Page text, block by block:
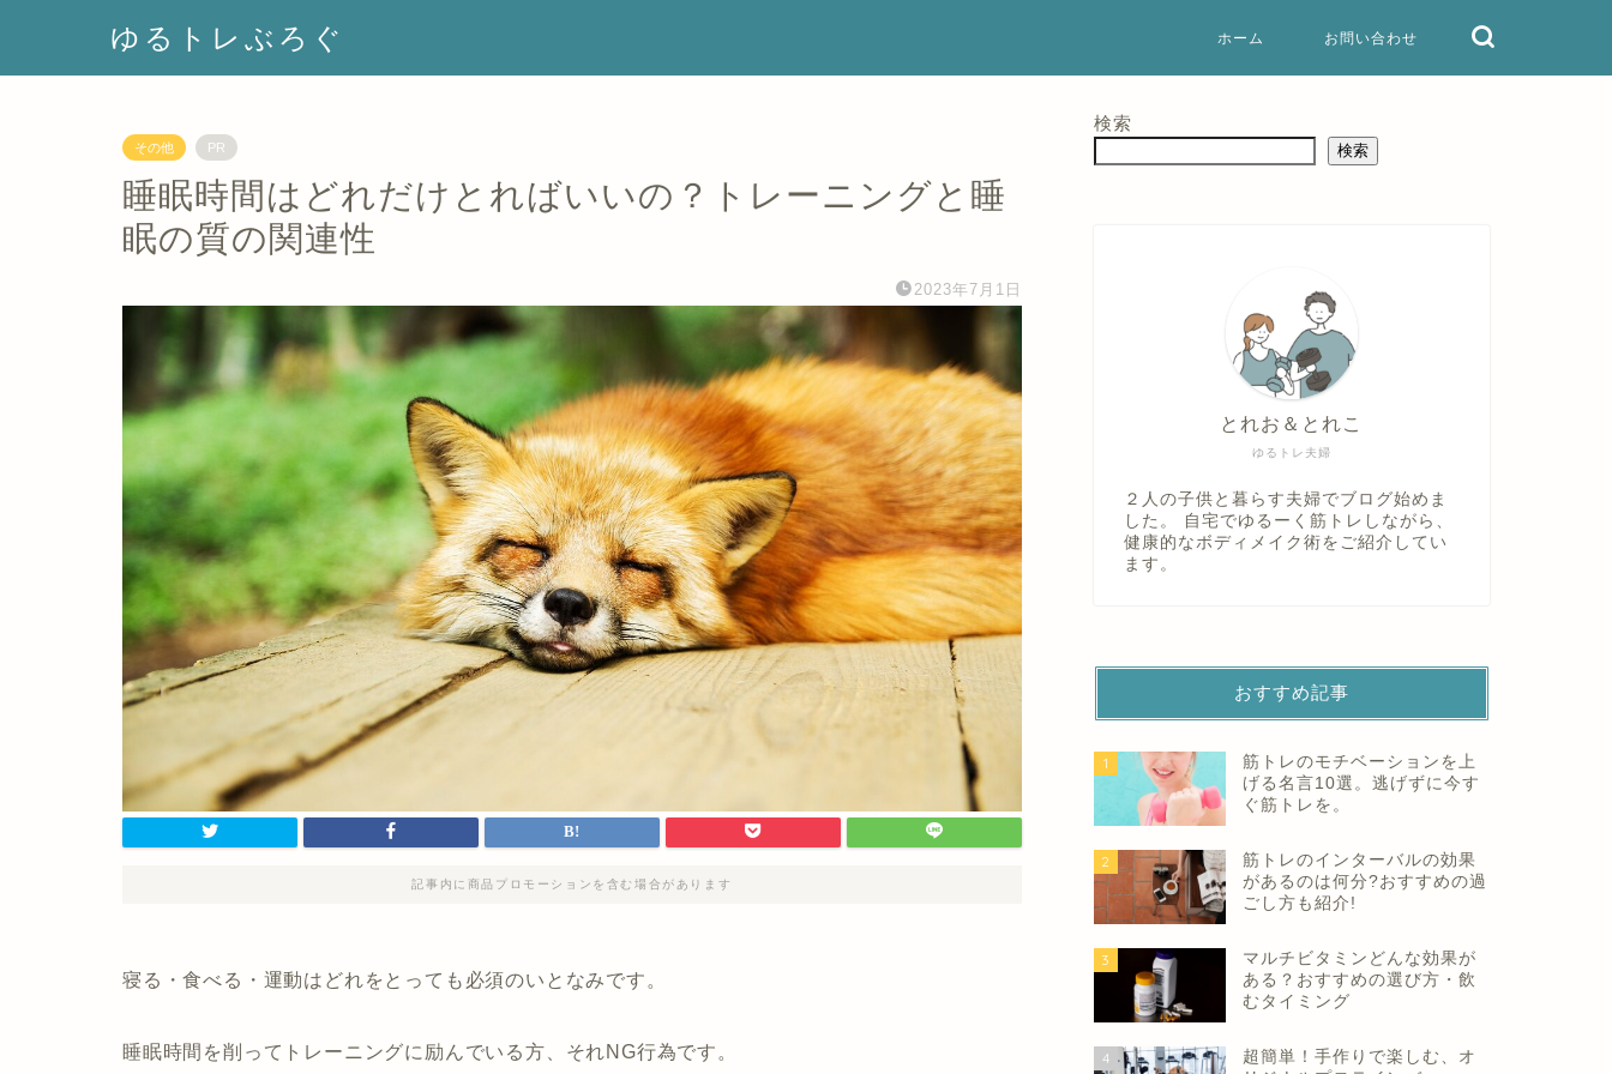
ゆるトレぶろぐ ホーム お問い合わせ
その他 PR
睡眠時間はどれだけとればいいの？トレーニングと睡
眠の質の関連性
2023年7月1日
記事内に商品プロモーションを含む場合があります
寝る・食べる・運動はどれをとっても必須のいとなみです。
睡眠時間を削ってトレーニングに励んでいる方、それNG行為です。
検索
検索
ゆるトレ夫婦
とれお＆とれこ
２人の子供と暮らす夫婦でブログ始めま
した。 自宅でゆるーく筋トレしながら、
健康的なボディメイク術をご紹介してい
ます。
おすすめ記事
1
筋トレのモチベーションを上
げる名言10選。逃げずに今す
ぐ筋トレを。
2
筋トレのインターバルの効果
があるのは何分?おすすめの過
ごし方も紹介!
3
マルチビタミンどんな効果が
ある？おすすめの選び方・飲
むタイミング
4
超簡単！手作りで楽しむ、オ